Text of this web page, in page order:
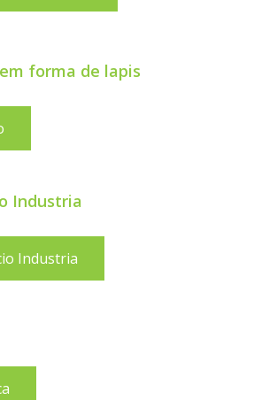
forma de lapis
Industria
Industria